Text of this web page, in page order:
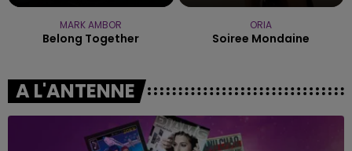
MARK AMBOR
Belong Together
ORIA
Soiree Mondaine
A L'ANTENNE